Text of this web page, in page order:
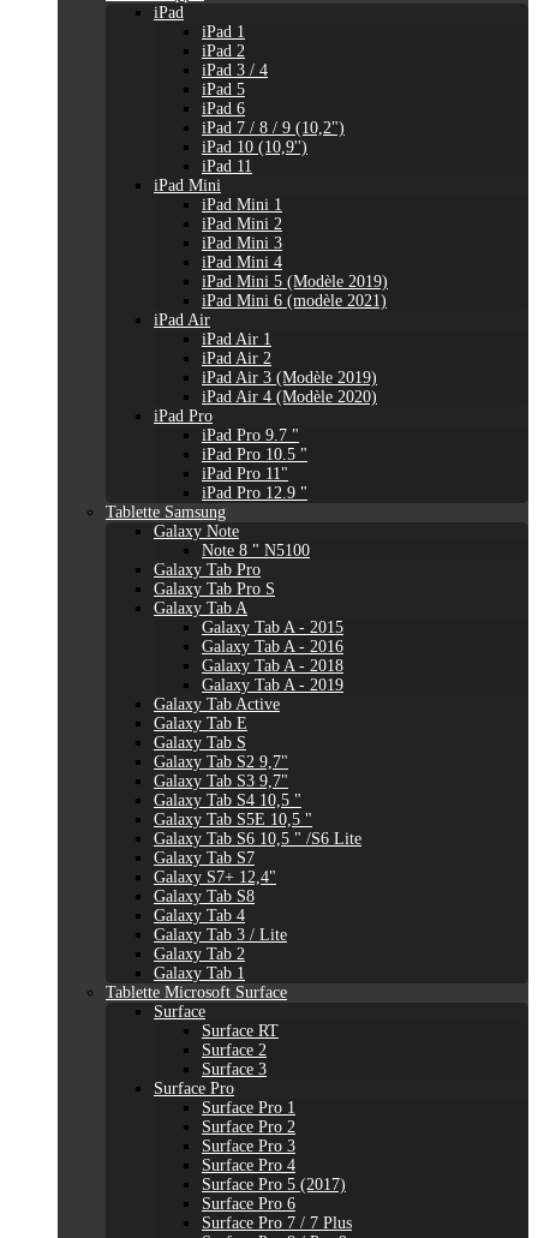
iPad
iPad 1
iPad 2
iPad 3 / 4
iPad 5
iPad 6
iPad 7 / 8 / 9 (10,2")
iPad 10 (10,9'')
iPad 11
iPad Mini
iPad Mini 1
iPad Mini 2
iPad Mini 3
iPad Mini 4
iPad Mini 5 (Modèle 2019)
iPad Mini 6 (modèle 2021)
iPad Air
iPad Air 1
iPad Air 2
iPad Air 3 (Modèle 2019)
iPad Air 4 (Modèle 2020)
iPad Pro
iPad Pro 9.7 "
iPad Pro 10.5 "
iPad Pro 11"
iPad Pro 12.9 "
Tablette Samsung
Galaxy Note
Note 8 " N5100
Galaxy Tab Pro
Galaxy Tab Pro S
Galaxy Tab A
Galaxy Tab A - 2015
Galaxy Tab A - 2016
Galaxy Tab A - 2018
Galaxy Tab A - 2019
Galaxy Tab Active
Galaxy Tab E
Galaxy Tab S
Galaxy Tab S2 9,7"
Galaxy Tab S3 9,7"
Galaxy Tab S4 10,5 "
Galaxy Tab S5E 10,5 "
Galaxy Tab S6 10,5 " /S6 Lite
Galaxy Tab S7
Galaxy S7+ 12,4"
Galaxy Tab S8
Galaxy Tab 4
Galaxy Tab 3 / Lite
Galaxy Tab 2
Galaxy Tab 1
Tablette Microsoft Surface
Surface
Surface RT
Surface 2
Surface 3
Surface Pro
Surface Pro 1
Surface Pro 2
Surface Pro 3
Surface Pro 4
Surface Pro 5 (2017)
Surface Pro 6
Surface Pro 7 / 7 Plus